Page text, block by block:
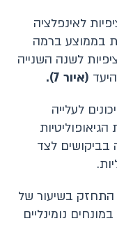
לאינפלציה
בממוצע ברמה
לשנה השנייה
(איור 7).
לעלייה
בביקושים לצד
בשיעור של
מול האירו. במונחים נומינליים